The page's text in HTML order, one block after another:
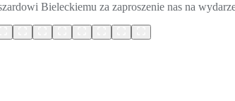
Bieleckiemu za zaproszenie nas na